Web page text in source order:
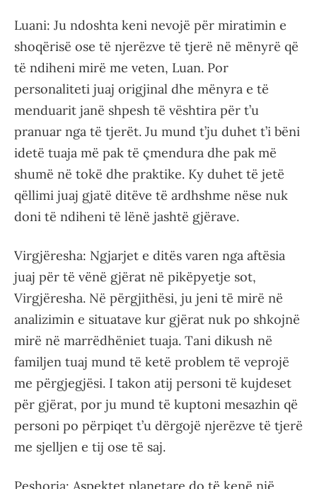
Luani: Ju ndoshta keni nevojë për miratimin e
shoqërisë ose të njerëzve të tjerë në mënyrë që
të ndiheni mirë me veten, Luan. Por
personaliteti juaj origjinal dhe mënyra e të
menduarit janë shpesh të vështira për t’u
pranuar nga të tjerët. Ju mund t’ju duhet t’i bëni
idetë tuaja më pak të çmendura dhe pak më
shumë në tokë dhe praktike. Ky duhet të jetë
qëllimi juaj gjatë ditëve të ardhshme nëse nuk
doni të ndiheni të lënë jashtë gjërave.
Virgjëresha: Ngjarjet e ditës varen nga aftësia
juaj për të vënë gjërat në pikëpyetje sot,
Virgjëresha. Në përgjithësi, ju jeni të mirë në
analizimin e situatave kur gjërat nuk po shkojnë
mirë në marrëdhëniet tuaja. Tani dikush në
familjen tuaj mund të ketë problem të veprojë
me përgjegjësi. I takon atij personi të kujdeset
për gjërat, por ju mund të kuptoni mesazhin që
personi po përpiqet t’u dërgojë njerëzve të tjerë
me sjelljen e tij ose të saj.